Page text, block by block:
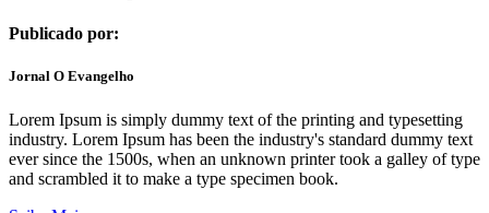
Publicado por:
Jornal O Evangelho
Lorem Ipsum is simply dummy text of the printing and typesetting
industry. Lorem Ipsum has been the industry's standard dummy text
ever since the 1500s, when an unknown printer took a galley of type
and scrambled it to make a type specimen book.